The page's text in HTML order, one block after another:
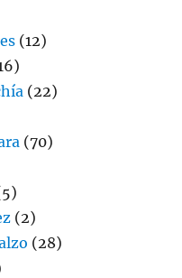
(12)
(22)
(70)
(2)
(28)